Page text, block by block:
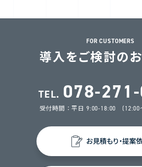
FOR CUSTOMERS
導入をご検討の
TEL. 078-
受付時間 ： 平日 9:00-18:00 (12:00
お見積もり・提案